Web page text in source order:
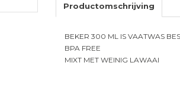
Productomschrijving
BEKER 300 ML IS VAATWAS
BPA FREE
MIXT MET WEINIG LAWAAI